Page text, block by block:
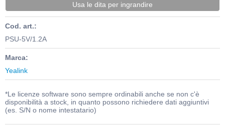
Usa le dita per ingrandire
Cod. art.:
PSU-5V/1.2A
Marca:
Yealink
*Le licenze software sono sempre ordinabili anche se non c'è
disponibilità a stock, in quanto possono richiedere dati aggiuntivi
(es. S/N o nome intestatario)